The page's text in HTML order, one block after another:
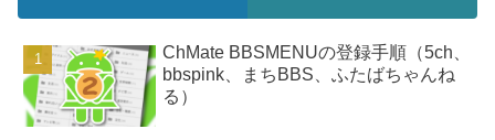
ChMate BBSMENUの登録手順（5ch、
bbspink、まちBBS、ふたばちゃんね
る）